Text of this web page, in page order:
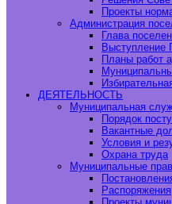
Проекты
Администрация
Глава
Выступление
Планы работ
ДЕЯТЕЛЬНОСТЬ
Муниципальная
Порядок
Вакантные
Условия и
Охрана труда
Муниципальные
Распоряжения